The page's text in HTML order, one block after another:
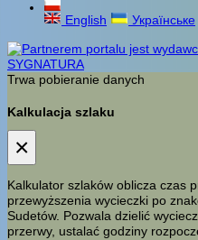
English
Українське
Trwa pobieranie danych
Kalkulacja szlaku
×
Kalkulator szlaków oblicza czas
przewyższenia wycieczki po
Sudetów. Pozwala dzielić
przerwy, ustalać godziny